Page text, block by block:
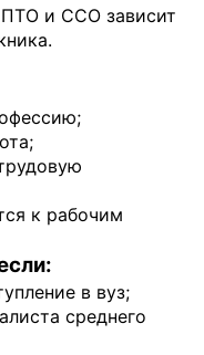
и ССО зависит
к рабочим
в вуз;
среднего